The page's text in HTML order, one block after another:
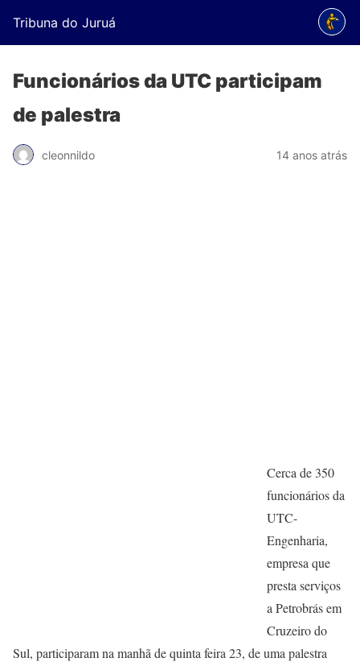
Tribuna do Juruá
Funcionários da UTC participam
de palestra
cleonnildo 14 anos atrás
Cerca de 350
funcionários da
UTC-
Engenharia,
empresa que
presta serviços
a Petrobrás em
Cruzeiro do
Sul, participaram na manhã de quinta feira 23, de uma palestra